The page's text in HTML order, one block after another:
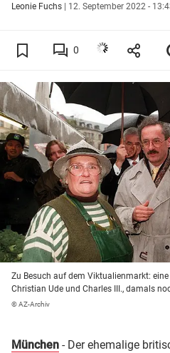
Leonie Fuchs | 12. September 2022 -
0
Zu Besuch auf dem Viktualienmarkt:
Christian Ude und Charles III., damals
© AZ-Archiv
München - Der ehemalige